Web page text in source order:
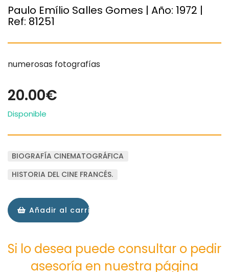
Paulo Emílio Salles Gomes | Año: 1972 |
Ref: 81251
numerosas fotografías
20.00€
Disponible
BIOGRAFÍA CINEMATOGRÁFICA
HISTORIA DEL CINE FRANCÉS.
Añadir al carrito
Si lo desea puede consultar o pedir
asesoría en nuestra página